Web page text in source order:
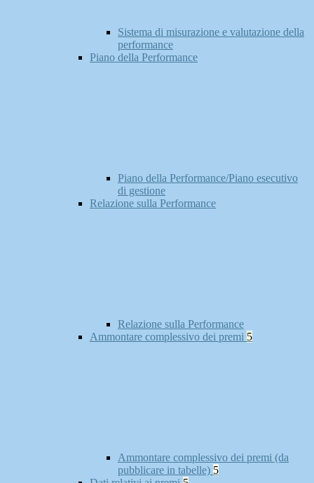
Sistema di misurazione e valutazione della
performance
Piano della Performance
Piano della Performance/Piano esecutivo
di gestione
Relazione sulla Performance
Relazione sulla Performance
Ammontare complessivo dei premi 5
Ammontare complessivo dei premi (da
pubblicare in tabelle) 5